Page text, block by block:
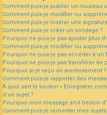
Comment puis-je publier un nouveau
Comment puis-je modifier ou
Comment puis-je insérer une
Comment puis-je créer un sondage ?
Pourquoi ne puis-je pas ajouter plus
Comment puis-je modifier ou
Pourquoi ne puis-je pas accéder à un
Pourquoi ne puis-je pas transférer de
Pourquoi ai-je reçu un avertissement ?
Comment puis-je rapporter des
À quoi sert le bouton « Enregistrer
d’un sujet ?
Pourquoi mon message a-t-il besoin
Comment puis-je remonter mes sujets